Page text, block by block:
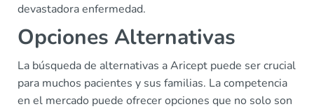
devastadora enfermedad.
Opciones Alternativas
La búsqueda de alternativas a Aricept puede ser crucial
para muchos pacientes y sus familias. La competencia
en el mercado puede ofrecer opciones que no solo son